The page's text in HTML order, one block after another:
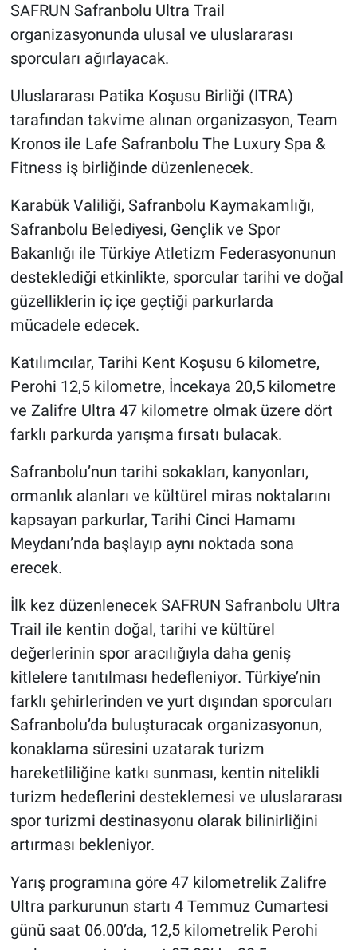
SAFRUN Safranbolu Ultra Trail
organizasyonunda ulusal ve uluslararası
sporcuları ağırlayacak.
Uluslararası Patika Koşusu Birliği (ITRA)
tarafından takvime alınan organizasyon, Team
Kronos ile Lafe Safranbolu The Luxury Spa &
Fitness iş birliğinde düzenlenecek.
Karabük Valiliği, Safranbolu Kaymakamlığı,
Safranbolu Belediyesi, Gençlik ve Spor
Bakanlığı ile Türkiye Atletizm Federasyonunun
desteklediği etkinlikte, sporcular tarihi ve doğal
güzelliklerin iç içe geçtiği parkurlarda
mücadele edecek.
Katılımcılar, Tarihi Kent Koşusu 6 kilometre,
Perohi 12,5 kilometre, İncekaya 20,5 kilometre
ve Zalifre Ultra 47 kilometre olmak üzere dört
farklı parkurda yarışma fırsatı bulacak.
Safranbolu’nun tarihi sokakları, kanyonları,
ormanlık alanları ve kültürel miras noktalarını
kapsayan parkurlar, Tarihi Cinci Hamamı
Meydanı’nda başlayıp aynı noktada sona
erecek.
İlk kez düzenlenecek SAFRUN Safranbolu Ultra
Trail ile kentin doğal, tarihi ve kültürel
değerlerinin spor aracılığıyla daha geniş
kitlelere tanıtılması hedefleniyor. Türkiye’nin
farklı şehirlerinden ve yurt dışından sporcuları
Safranbolu’da buluşturacak organizasyonun,
konaklama süresini uzatarak turizm
hareketliliğine katkı sunması, kentin nitelikli
turizm hedeflerini desteklemesi ve uluslararası
spor turizmi destinasyonu olarak bilinirliğini
artırması bekleniyor.
Yarış programına göre 47 kilometrelik Zalifre
Ultra parkurunun startı 4 Temmuz Cumartesi
günü saat 06.00’da, 12,5 kilometrelik Perohi